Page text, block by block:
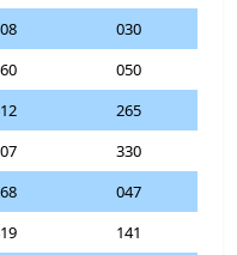
030
050
265
330
047
141